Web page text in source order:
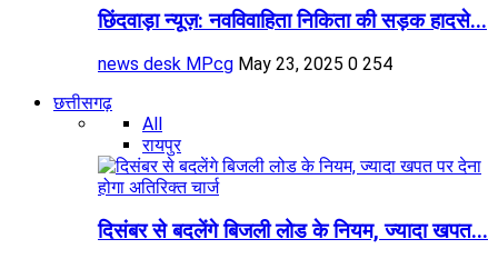
छिंदवाड़ा न्यूज़: नवविवाहिता निकिता की सड़क हादसे...
news desk MPcg May 23, 2025 0 254
छत्तीसगढ़
All
रायपुर
दिसंबर से बदलेंगे बिजली लोड के नियम, ज्यादा खपत...